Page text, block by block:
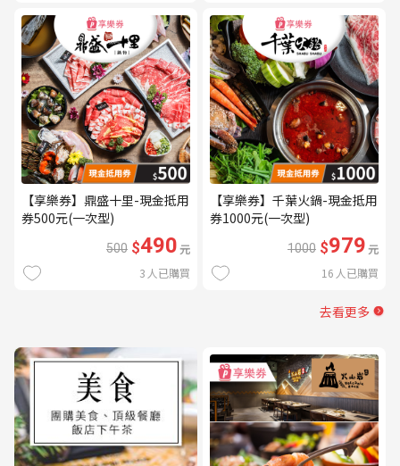
【享樂券】鼎盛十里-現金抵用
券500元(一次型)
500 $490元
3 人已購買
【享樂券】千葉火鍋-現金抵用
券1000元(一次型)
1000 $979元
16 人已購買
去看更多